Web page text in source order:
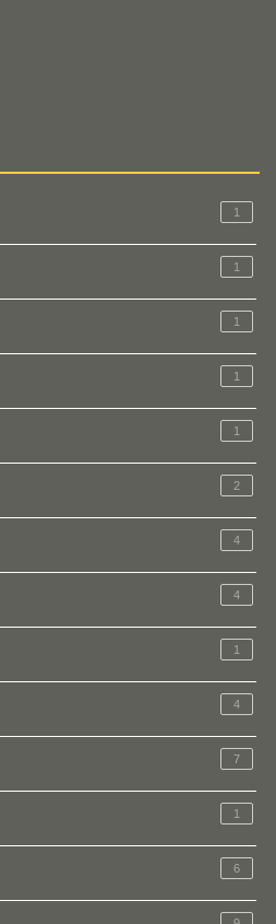
1
1
1
1
1
2
4
4
1
4
7
1
6